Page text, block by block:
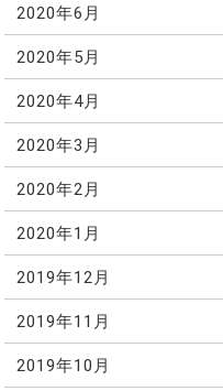
2020年6月
2020年5月
2020年4月
2020年3月
2020年2月
2020年1月
2019年12月
2019年11月
2019年10月